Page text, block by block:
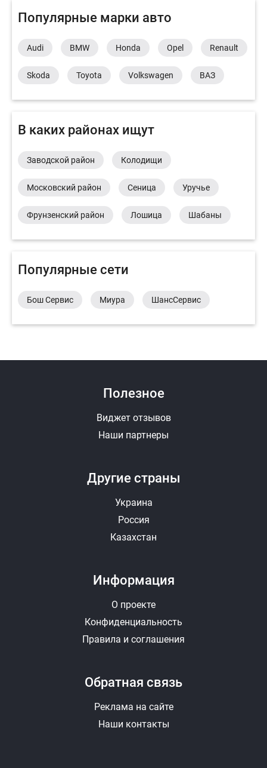
Популярные марки авто
Audi BMW Honda Opel Renault
Skoda Toyota Volkswagen ВАЗ
В каких районах ищут
Заводской район Колодищи
Московский район Сеница Уручье
Фрунзенский район Лошица Шабаны
Популярные сети
Бош Сервис Миура ШансСервис
Другие страны
Украина
Россия
Казахстан
Полезное
Виджет отзывов
Наши партнеры
Информация
О проекте
Конфиденциальность
Правила и соглашения
Обратная связь
Реклама на сайте
Наши контакты